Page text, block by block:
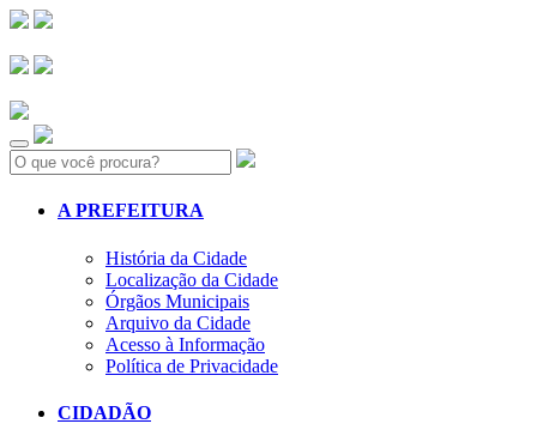
Search:
A PREFEITURA
História da Cidade
Localização da Cidade
Órgãos Municipais
Arquivo da Cidade
Acesso à Informação
Política de Privacidade
CIDADÃO